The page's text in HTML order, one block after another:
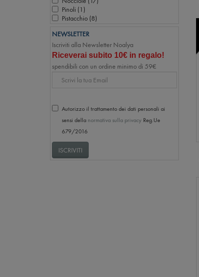
Pinoli (1 )
Pistacchio (8)
NEWSLETTER
Iscriviti alla Newsletter Noalya
Riceverai subito 10€ in regalo!
spendibili con un ordine minimo di 59€
Email
Autorizzo il trattamento dei dati personali ai
sensi della normativa sulla privacy Reg.Ue
679/2016
ISCRIVITI